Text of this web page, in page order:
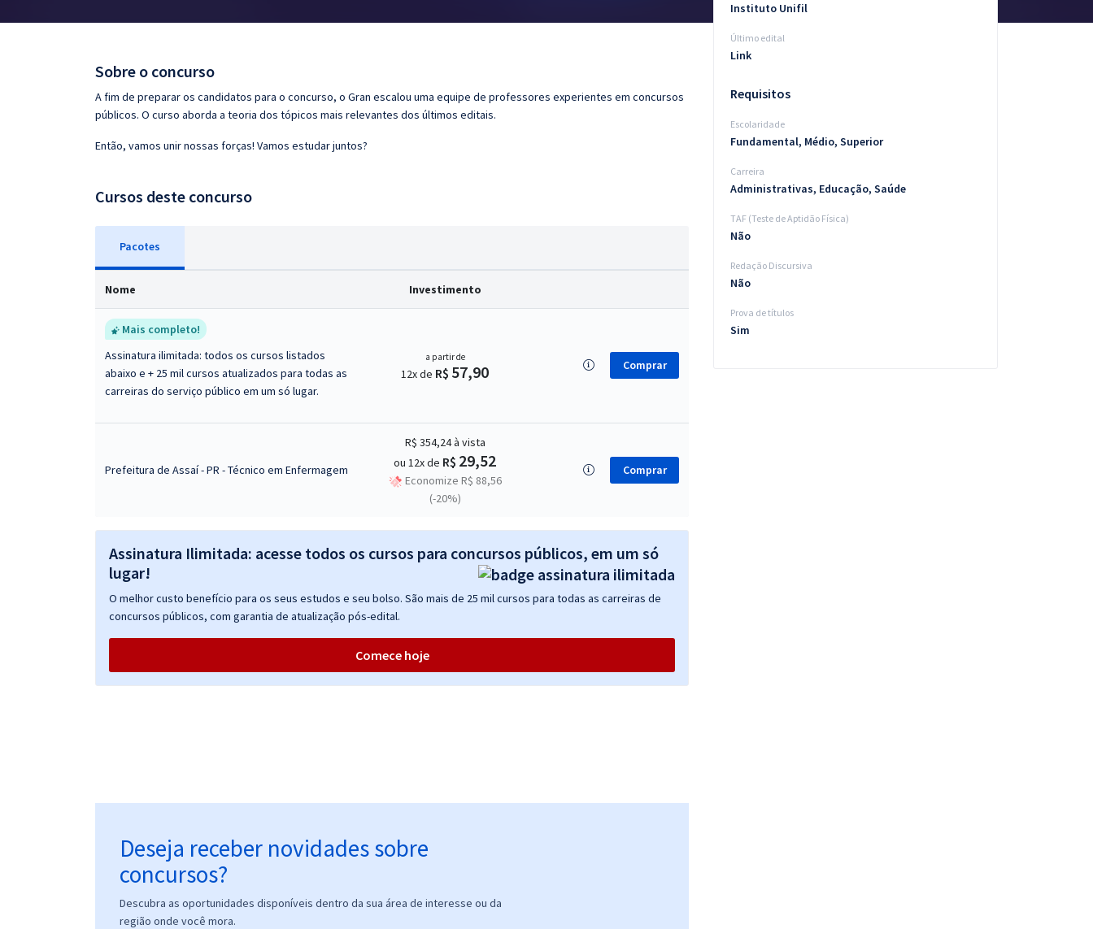
Conteúdo gratuito
Sobre o concurso
A fim de preparar os candidatos para o concurso, o Gran escalou uma equipe de professores experientes em concursos
públicos. O curso aborda a teoria dos tópicos mais relevantes dos últimos editais.
Então, vamos unir nossas forças! Vamos estudar juntos?
Cursos deste concurso
Pacotes
Nome Investimento
Mais completo!
Assinatura ilimitada: todos os cursos listados
abaixo e + 25 mil cursos atualizados para todas as
carreiras do serviço público em um só lugar.
a partir de
12x de R$ 57,90 Comprar
Prefeitura de Assaí - PR - Técnico em Enfermagem
R$ 354,24à vista
ou 12x de R$ 29,52
Economize R$ 88,56
(-20%)
Comprar
Assinatura Ilimitada: acesse todos os cursos para concursos públicos, em um só
lugar!
O melhor custo benefício para os seus estudos e seu bolso. São mais de 25 mil cursos para todas as carreiras de
concursos públicos, com garantia de atualização pós-edital.
Comece hoje
Deseja receber novidades sobre
concursos?
Descubra as oportunidades disponíveis dentro da sua área de interesse ou da
região onde você mora.
Instituto Unifil
Último edital
Link
Requisitos
Escolaridade
Fundamental, Médio, Superior
Carreira
Administrativas, Educação, Saúde
TAF (Teste de Aptidão Física)
Não
Redação Discursiva
Não
Prova de títulos
Sim